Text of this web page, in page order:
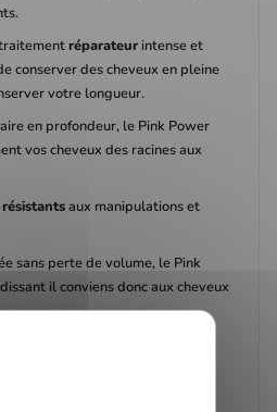
réparateur intense et
conserver des cheveux en pleine
votre longueur.
en profondeur, le Pink Power
vos cheveux des racines aux
résistantsaux manipulations et
sans perte de volume, le Pink
il conviens donc aux cheveux
moins de casse au brossage.